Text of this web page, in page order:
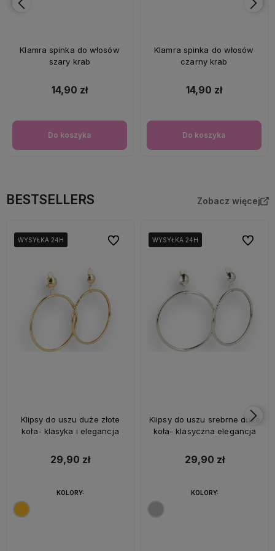
Klamra spinka do włosów
szary krab
14,90 zł
Do koszyka
Klamra spinka do włosów
czarny krab
14,90 zł
Do koszyka
BESTSELLERS Zobacz więcej
WYSYŁKA 24H
WYSYŁKA 24H
WYSYŁKA 24H
Klipsy do uszu duże złote
koła- klasyka i elegancja
29,90 zł
KOLORY:
Do ulubionychWYSYŁKA 24H
WYSYŁKA 24H
WYSYŁKA 24H
Klipsy do uszu srebrne duże
koła- klasyczna elegancja
29,90 zł
KOLORY:
Do